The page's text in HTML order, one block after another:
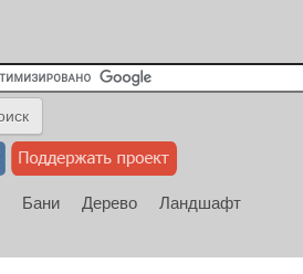
Бани Дерево
Ландшафт